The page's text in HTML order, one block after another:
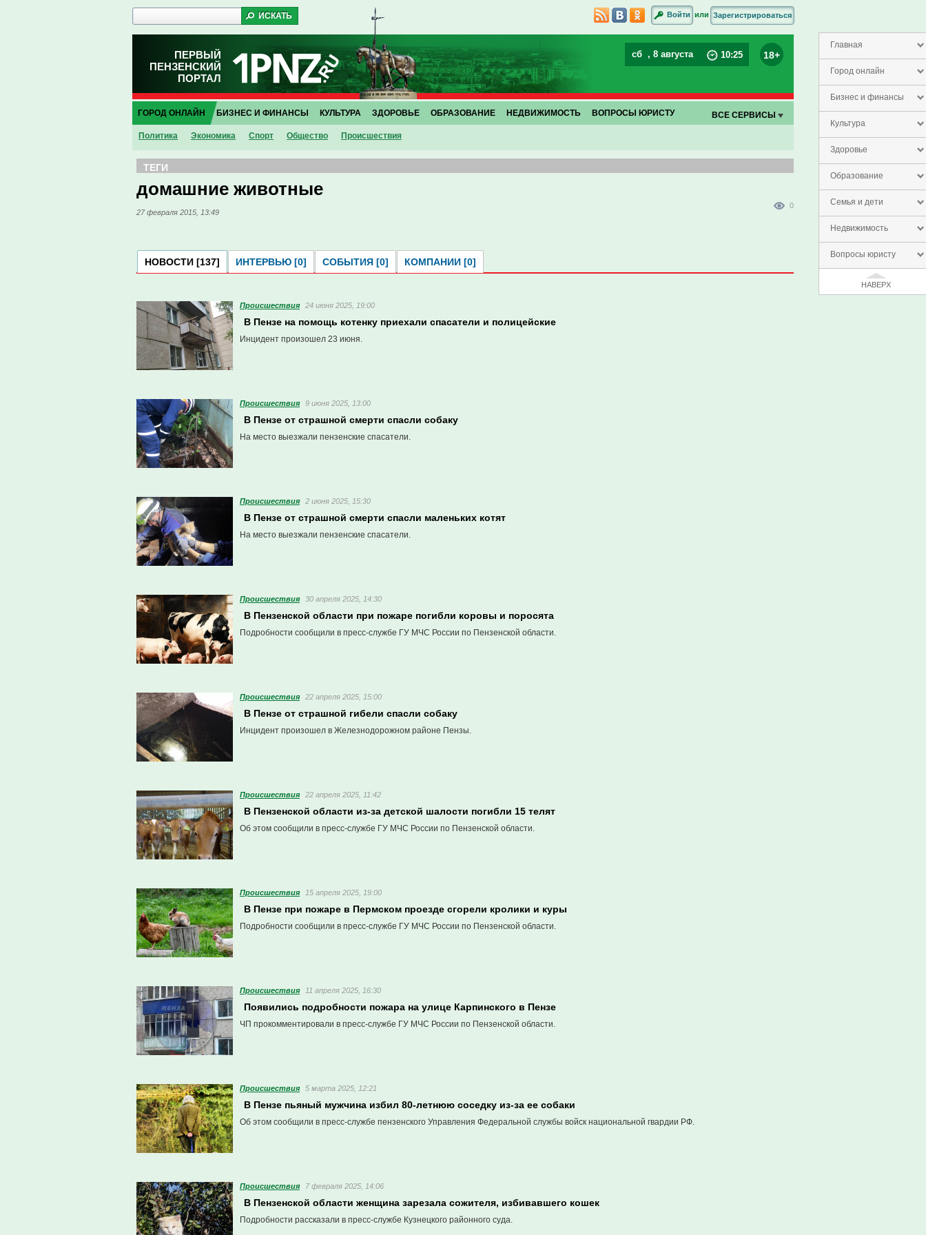
Главная
Город онлайн
Бизнес и финансы
Культура
Здоровье
Образование
Семья и дети
Недвижимость
Вопросы юристу
НАВЕРХ
Войти или Зарегистрироваться
ПЕРВЫЙ
ПЕНЗЕНСКИЙ
ПОРТАЛ
сб , 8 августа 10:25 18+
ГОРОД ОНЛАЙН
Политика Экономика Спорт Общество Проиcшествия
БИЗНЕС И ФИНАНСЫ КУЛЬТУРА ЗДОРОВЬЕ ОБРАЗОВАНИЕ НЕДВИЖИМОСТЬ ВОПРОСЫ ЮРИСТУ ВСЕ СЕРВИСЫ
ТЕГИ
домашние животные
27 февраля 2015, 13:49
0
НОВОСТИ [137] ИНТЕРВЬЮ [0] СОБЫТИЯ [0] КОМПАНИИ [0]
Проиcшествия 24 июня 2025, 19:00
В Пензе на помощь котенку приехали спасатели и полицейские
Инцидент произошел 23 июня.
Проиcшествия 9 июня 2025, 13:00
В Пензе от страшной смерти спасли собаку
На место выезжали пензенские спасатели.
Проиcшествия 2 июня 2025, 15:30
В Пензе от страшной смерти спасли маленьких котят
На место выезжали пензенские спасатели.
Проиcшествия 30 апреля 2025, 14:30
В Пензенской области при пожаре погибли коровы и поросята
Подробности сообщили в пресс-службе ГУ МЧС России по Пензенской области.
Проиcшествия 22 апреля 2025, 15:00
В Пензе от страшной гибели спасли собаку
Инцидент произошел в Железнодорожном районе Пензы.
Проиcшествия 22 апреля 2025, 11:42
В Пензенской области из-за детской шалости погибли 15 телят
Об этом сообщили в пресс-службе ГУ МЧС России по Пензенской области.
Проиcшествия 15 апреля 2025, 19:00
В Пензе при пожаре в Пермском проезде сгорели кролики и куры
Подробности сообщили в пресс-службе ГУ МЧС России по Пензенской области.
Проиcшествия 11 апреля 2025, 16:30
Появились подробности пожара на улице Карпинского в Пензе
ЧП прокомментировали в пресс-службе ГУ МЧС России по Пензенской области.
Проиcшествия 5 марта 2025, 12:21
В Пензе пьяный мужчина избил 80-летнюю соседку из-за ее собаки
Об этом сообщили в пресс-службе пензенского Управления Федеральной службы войск национальной гвардии РФ.
Проиcшествия 7 февраля 2025, 14:06
В Пензенской области женщина зарезала сожителя, избивавшего кошек
Подробности рассказали в пресс-службе Кузнецкого районного суда.